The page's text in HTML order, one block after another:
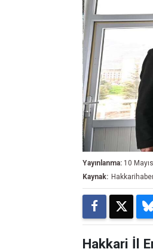
Yayınlanma: 10
Kaynak:
Hakkari İl